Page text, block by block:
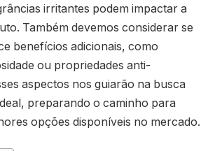
irritantes podem impactar a
Também devemos considerar se
benefícios adicionais, como
ou propriedades anti-
aspectos nos guiarão na busca
preparando o caminho para
opções disponíveis no mercado.